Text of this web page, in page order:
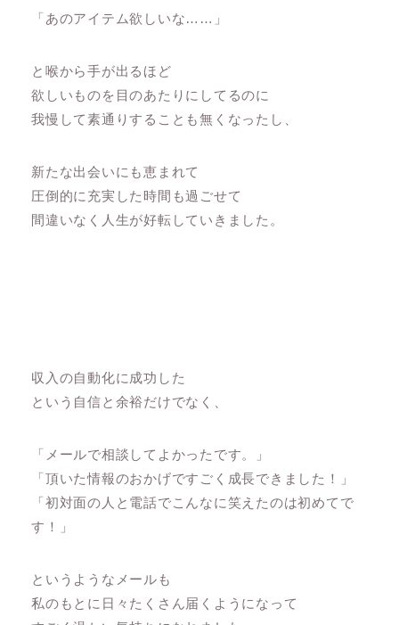
「あのアイテム欲しいな……」
と喉から手が出るほど
欲しいものを目のあたりにしてるのに
我慢して素通りすることも無くなったし、
新たな出会いにも恵まれて
圧倒的に充実した時間も過ごせて
間違いなく人生が好転していきました。
収入の自動化に成功した
という自信と余裕だけでなく、
「メールで相談してよかったです。」
「頂いた情報のおかげですごく成長できました！」
「初対面の人と電話でこんなに笑えたのは初めてで
す！」
というようなメールも
私のもとに日々たくさん届くようになって